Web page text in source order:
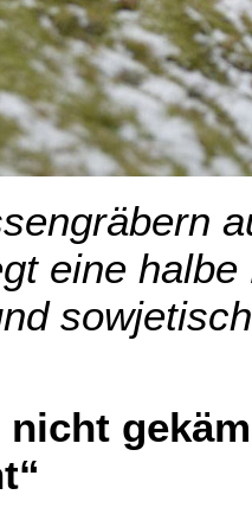
eine
nicht